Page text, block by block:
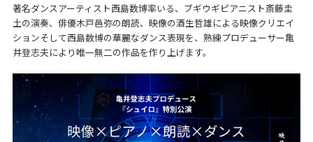
著名ダンスアーティスト西島数博率いる、ブギウギピアニスト斎藤圭
土の演奏、俳優木戸邑弥の朗読、映像の酒生哲雄による映像クリエイ
ションそして西島数博の華麗なダンス表現を、熟練プロデューサー亀
井登志夫により唯一無二の作品を作り上げます。